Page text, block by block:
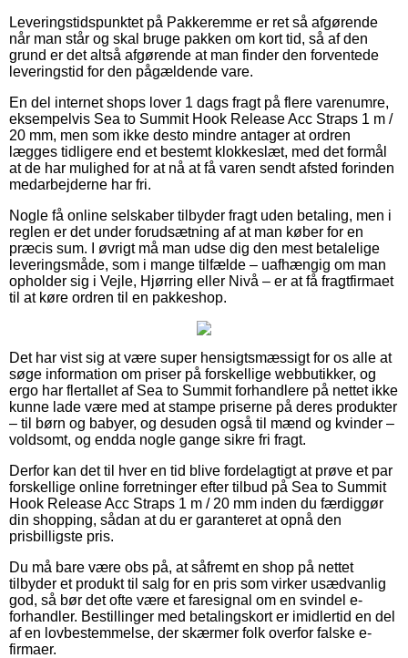
Leveringstidspunktet på Pakkeremme er ret så afgørende
når man står og skal bruge pakken om kort tid, så af den
grund er det altså afgørende at man finder den forventede
leveringstid for den pågældende vare.
En del internet shops lover 1 dags fragt på flere varenumre,
eksempelvis Sea to Summit Hook Release Acc Straps 1 m /
20 mm, men som ikke desto mindre antager at ordren
lægges tidligere end et bestemt klokkeslæt, med det formål
at de har mulighed for at nå at få varen sendt afsted forinden
medarbejderne har fri.
Nogle få online selskaber tilbyder fragt uden betaling, men i
reglen er det under forudsætning af at man køber for en
præcis sum. I øvrigt må man udse dig den mest betalelige
leveringsmåde, som i mange tilfælde – uafhængig om man
opholder sig i Vejle, Hjørring eller Nivå – er at få fragtfirmaet
til at køre ordren til en pakkeshop.
Det har vist sig at være super hensigtsmæssigt for os alle at
søge information om priser på forskellige webbutikker, og
ergo har flertallet af Sea to Summit forhandlere på nettet ikke
kunne lade være med at stampe priserne på deres produkter
– til børn og babyer, og desuden også til mænd og kvinder –
voldsomt, og endda nogle gange sikre fri fragt.
Derfor kan det til hver en tid blive fordelagtigt at prøve et par
forskellige online forretninger efter tilbud på Sea to Summit
Hook Release Acc Straps 1 m / 20 mm inden du færdiggør
din shopping, sådan at du er garanteret at opnå den
prisbilligste pris.
Du må bare være obs på, at såfremt en shop på nettet
tilbyder et produkt til salg for en pris som virker usædvanlig
god, så bør det ofte være et faresignal om en svindel e-
forhandler. Bestillinger med betalingskort er imidlertid en del
af en lovbestemmelse, der skærmer folk overfor falske e-
firmaer.